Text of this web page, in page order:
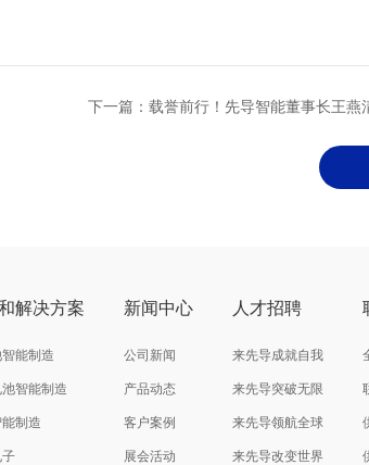
下一篇：载誉前行！先导智能董事长王燕
解决方案
能制造
池智能制造
制造
新闻中心
公司新闻
产品动态
客户案例
展会活动
人才招聘
来先导成就自我
来先导突破无限
来先导领航全球
来先导改变世界